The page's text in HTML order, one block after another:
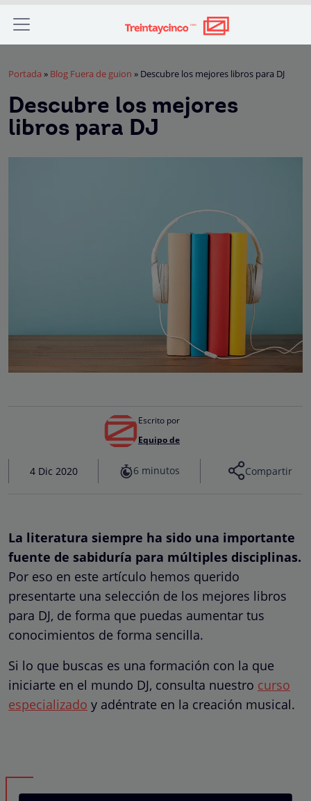
Portada » Blog Fuera de guion » Descubre los mejores libros para DJ
Descubre los mejores
libros para DJ
Escrito por
Equipo de
4 Dic 2020 6 minutos Compartir
La literatura siempre ha sido una importante
fuente de sabiduría para múltiples disciplinas.
Por eso en este artículo hemos querido
presentarte una selección de los mejores libros
para DJ, de forma que puedas aumentar tus
conocimientos de forma sencilla.
Si lo que buscas es una formación con la que
iniciarte en el mundo DJ, consulta nuestro curso
especializado y adéntrate en la creación musical.